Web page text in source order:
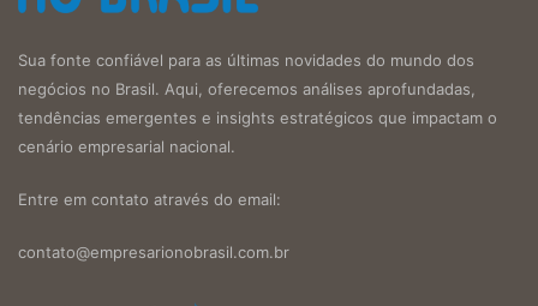
Sua fonte confiável para as últimas novidades do mundo dos
negócios no Brasil. Aqui, oferecemos análises aprofundadas,
tendências emergentes e insights estratégicos que impactam o
cenário empresarial nacional.
Entre em contato através do email:
contato@empresarionobrasil.com.br